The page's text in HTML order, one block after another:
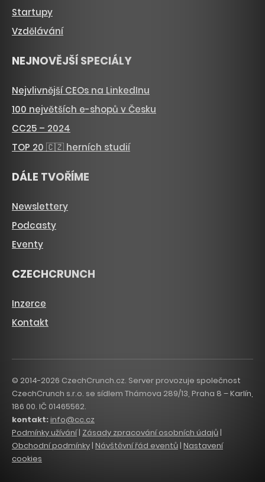
Startupy
Vzdělávání
NEJNOVĚJŠÍ SPECIÁLY
Nejvlivnější CEOs na LinkedInu
100 největších e-shopů v Česku
CC25 – 2024
TOP 20 🇨🇿 herních studií
DÁLE TVOŘÍME
Newslettery
Podcasty
Eventy
CZECHCRUNCH
Inzerce
Kontakt
© 2014-2026 CzechCrunch.cz. Server provozuje společnost
CzechCrunch s.r.o. se sídlem Thámova 289/13, Praha 8 – Karlín,
186 00. IČ 01465562.
kontakt:info@cc.cz
Podmínky užívání| Zásady zpracování osobních údajů|
Obchodní podmínky| Návštěvní řád eventů | Nastavení
cookies